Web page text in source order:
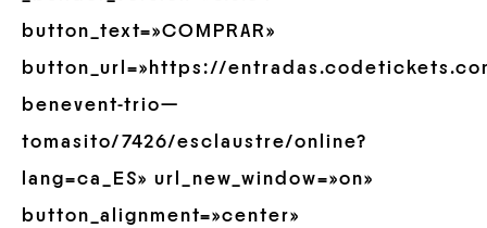
button_text=»COMPRAR»
button_url=»https://
benevent-trio—
tomasito/7426/esclaustre/online?
lang=ca_ES» url_new_window=»on»
button_alignment=»center»